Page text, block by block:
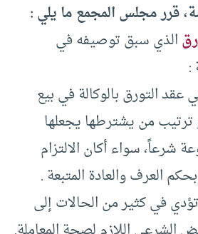
قرر مجلس المجمع ما يلي :
الذي سبق توصيفه في
:
في عقد التورق بالوكالة في بيع
ترتيب من يشترطها يجعلها
شرعاً، سواء أكان الالتزام
العرف والعادة المتبعة .
تؤدي في كثير من الحالات إلى